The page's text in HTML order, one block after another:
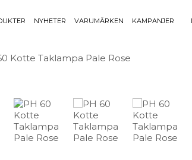
Affischer
Dekorativt
NYHETER VARUMÄRKEN KAMPANJER
Kotte Taklampa Pale Rose